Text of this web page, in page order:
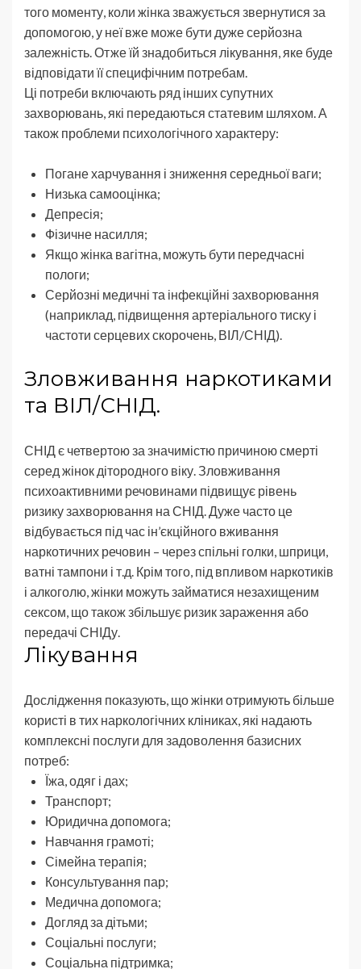
того моменту, коли жінка зважується звернутися за
допомогою, у неї вже може бути дуже серйозна
залежність. Отже їй знадобиться лікування, яке буде
відповідати її специфічним потребам.
Ці потреби включають ряд інших супутних
захворювань, які передаються статевим шляхом. А
також проблеми психологічного характеру:
Погане харчування і зниження середньої ваги;
Низька самооцінка;
Депресія;
Фізичне насилля;
Якщо жінка вагітна, можуть бути передчасні
пологи;
Серйозні медичні та інфекційні захворювання
(наприклад, підвищення артеріального тиску і
частоти серцевих скорочень, ВІЛ/СНІД).
Зловживання наркотиками
та ВІЛ/СНІД.
СНІД є четвертою за значимістю причиною смерті
серед жінок дітородного віку. Зловживання
психоактивними речовинами підвищує рівень
ризику захворювання на СНІД. Дуже часто це
відбувається під час ін’єкційного вживання
наркотичних речовин – через спільні голки, шприци,
ватні тампони і т.д. Крім того, під впливом наркотиків
і алкоголю, жінки можуть займатися незахищеним
сексом, що також збільшує ризик зараження або
передачі СНІДу.
Лікування
Дослідження показують, що жінки отримують більше
користі в тих наркологічних кліниках, які надають
комплексні послуги для задоволення базисних
потреб:
Їжа, одяг і дах;
Транспорт;
Юридична допомога;
Навчання грамоті;
Сімейна терапія;
Консультування пар;
Медична допомога;
Догляд за дітьми;
Соціальні послуги;
Соціальна підтримка;